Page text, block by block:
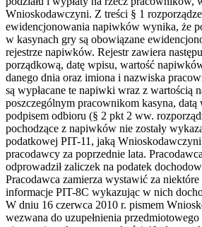
Wnioskodawczyni. Z treści § 1
ewidencjonowania napiwków wynika, że
w kasynach gry są obowiązane
rejestrze napiwków. Rejestr zawiera
porządkową, datę wpisu, wartość
danego dnia oraz imiona i nazwiska
są wypłacane te napiwki wraz z wartością
poszczególnym pracownikom kasyna, datą
podpisem odbioru (§ 2 pkt 2 ww.
pochodzące z napiwków nie zostały
podatkowej PIT-11, jaką Wnioskodawczyni
pracodawcy za poprzednie lata.
odprowadził zaliczek na podatek
Pracodawca zamierza wystawić za
informacje PIT-8C wykazując w nich
W dniu 16 czerwca 2010 r. pismem
wezwana do uzupełnienia